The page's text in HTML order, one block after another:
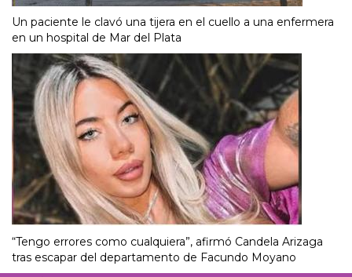
Un paciente le clavó una tijera en el cuello a una enfermera
en un hospital de Mar del Plata
“Tengo errores como cualquiera”, afirmó Candela Arizaga
tras escapar del departamento de Facundo Moyano